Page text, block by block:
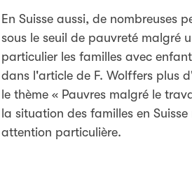
En Suisse aussi, de nombreuses
sous le seuil de pauvreté malgré
particulier les familles avec
dans l'article de F. Wolffers plus
le thème « Pauvres malgré le
la situation des familles en Suisse
attention particulière.